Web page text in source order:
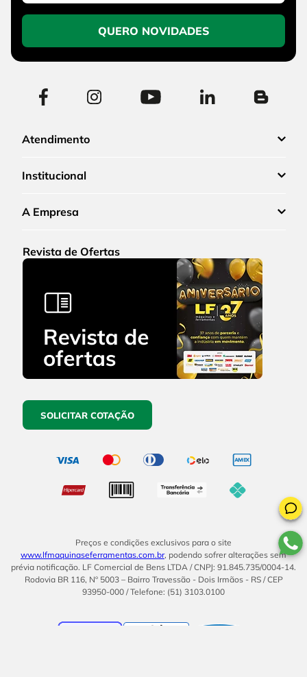
QUERO NOVIDADES
Atendimento
Institucional
A Empresa
Revista de Ofertas
SOLICITAR COTAÇÃO
Preços e condições exclusivos para o site
www.lfmaquinaseferramentas.com.br, podendo sofrer alterações sem
prévia notificação. LF Comercial de Bens LTDA / CNPJ: 91.845.735/0004-14.
Rodovia BR 116, Nº 5003 – Bairro Travessão - Dois Irmãos - RS / CEP
93950-000 / Telefone: (51) 3103.0100